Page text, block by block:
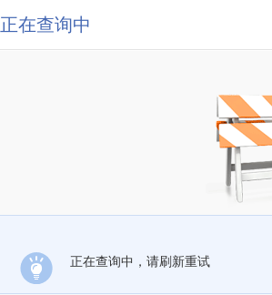
正在查询中
正在查询中，请刷新重试